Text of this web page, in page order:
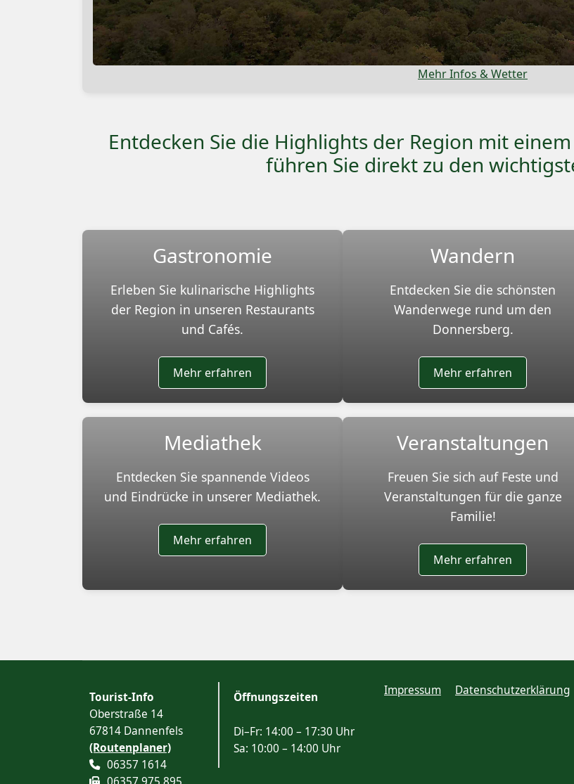
Mehr Infos & Wetter
Entdecken Sie die Highlights der Region mit
führen Sie direkt zu den
Gastronomie
Erleben Sie kulinarische Highlights
der Region in unseren Restaurants
und Cafés.
Mehr erfahren
Wandern
Entdecken Sie die schönsten
Wanderwege rund um den
Donnersberg.
Mehr erfahren
Mediathek
Entdecken Sie spannende Videos
und Eindrücke in unserer Mediathek.
Mehr erfahren
Veranstaltungen
Freuen Sie sich auf Feste und
Veranstaltungen für die ganze
Familie!
Mehr erfahren
Tourist-Info
Oberstraße 14
67814 Dannenfels
(Routenplaner)
06357 1614
Öffnungszeiten
Di–Fr: 14:00 – 17:30 Uhr
Sa: 10:00 – 14:00 Uhr
Impressum Datenschutzerklärung